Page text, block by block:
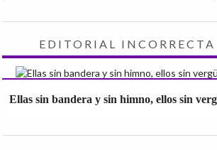
EDITORIAL INCORRECTA
Ellas sin bandera y sin himno, ellos sin